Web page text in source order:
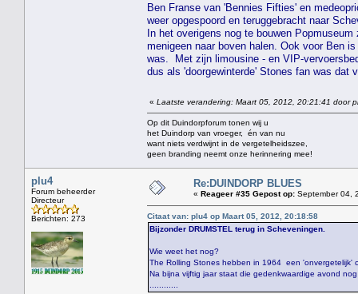
Ben Franse van 'Bennies Fifties' en
weer opgespoord en teruggebracht naar
In het overigens nog te bouwen
menigeen naar boven halen. Ook voor Ben
was. Met zijn limousine - en VIP-
dus als 'doorgewinterde' Stones fan was dat
« Laatste verandering: Maart 05, 2012, 20:21:41 door
Op dit Duindorpforum tonen wij u
het Duindorp van vroeger, én van nu
want niets verdwijnt in de vergetelheidszee,
geen branding neemt onze herinnering mee!
plu4
Forum beheerder
Directeur
Berichten: 273
Re:DUINDORP BLUES
« Reageer #35 Gepost op: September 04,
Citaat van: plu4 op Maart 05, 2012, 20:18:58
Bijzonder DRUMSTEL terug in Scheveningen.
Wie weet het nog?
The Rolling Stones hebben in 1964 een 'onvergetelijk'
Na bijna vijftig jaar staat die gedenkwaardige avond